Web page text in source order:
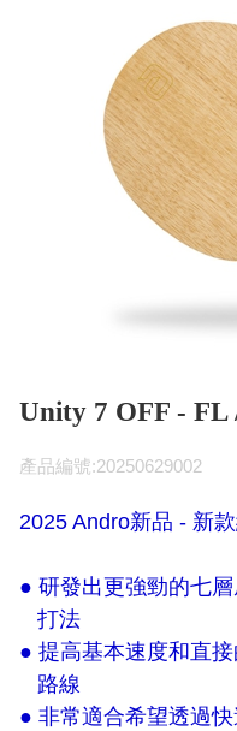
Unity 7 OFF - FL
產品編號:20250629002
2025 Andro新品 - 新
● 研發出更強勁的七
打法
● 提高基本速度和直
路線
● 非常適合希望透過